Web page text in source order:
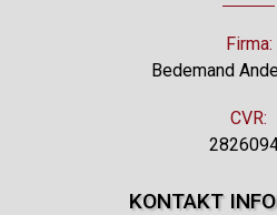
Firma:
Bedemand
CVR:
KONTAKT